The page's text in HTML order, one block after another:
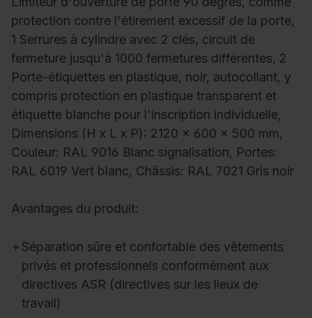
protection contre l'étirement excessif de la porte,
1 Serrures à cylindre avec 2 clés, circuit de
fermeture jusqu'à 1000 fermetures différentes, 2
Porte-étiquettes en plastique, noir, autocollant, y
compris protection en plastique transparent et
étiquette blanche pour l'inscription individuelle,
Dimensions (H x L x P): 2120 x 600 x 500 mm,
Couleur: RAL 9016 Blanc signalisation, Portes:
RAL 6019 Vert blanc, Châssis: RAL 7021 Gris noir
Avantages du produit:
+ Séparation sûre et confortable des vêtements
privés et professionnels conformément aux
directives ASR (directives sur les lieux de
travail)